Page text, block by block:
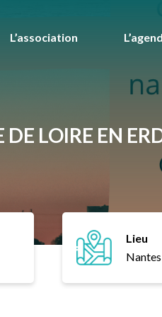
L’association
DE LOIRE EN
Lieu
Nantes